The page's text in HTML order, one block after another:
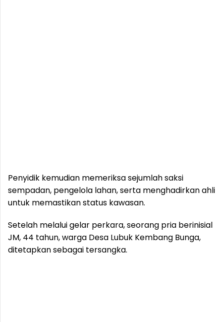
Penyidik kemudian memeriksa sejumlah saksi
sempadan, pengelola lahan, serta menghadirkan ahli
untuk memastikan status kawasan.
Setelah melalui gelar perkara, seorang pria berinisial
JM, 44 tahun, warga Desa Lubuk Kembang Bunga,
ditetapkan sebagai tersangka.